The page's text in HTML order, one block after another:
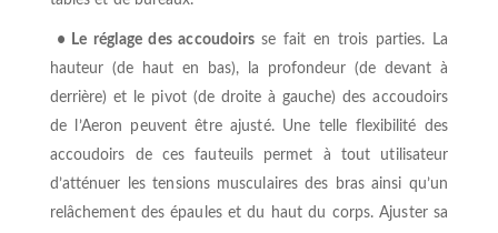
• Le réglage des accoudoirs se fait en trois parties. La
hauteur (de haut en bas), la profondeur (de devant à
derrière) et le pivot (de droite à gauche) des accoudoirs
de l’Aeron peuvent être ajusté. Une telle flexibilité des
accoudoirs de ces fauteuils permet à tout utilisateur
d’atténuer les tensions musculaires des bras ainsi qu’un
relâchement des épaules et du haut du corps. Ajuster sa